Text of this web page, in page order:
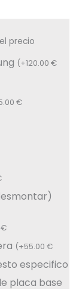
precio
(+120.00€
€
€
(+55.00€
especifico
placa base